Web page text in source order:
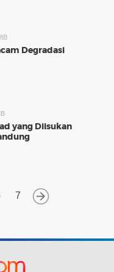
Degradasi
yang Diisukan
7